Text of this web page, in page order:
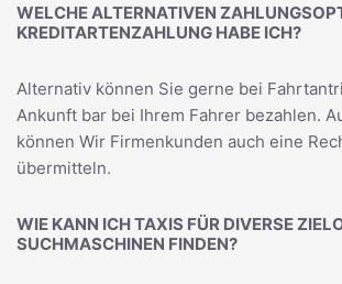
WELCHE ALTERNATIVEN
KREDITARTENZAHLUNG HABE ICH?
Alternativ können Sie gerne bei
Ankunft bar bei Ihrem Fahrer bezahlen.
können Wir Firmenkunden auch eine
übermitteln.
WIE KANN ICH TAXIS FÜR DIVERSE
SUCHMASCHINEN FINDEN?